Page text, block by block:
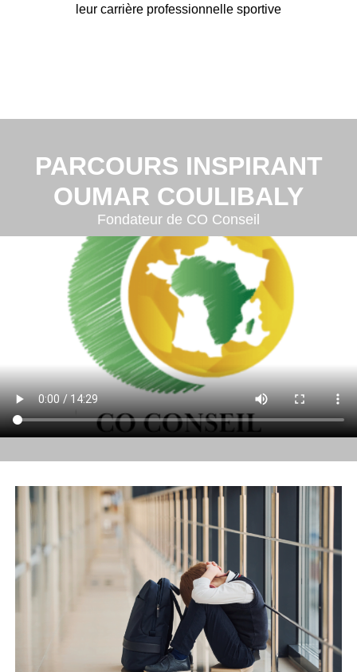
leur carrière professionnelle sportive
PARCOURS INSPIRANT
OUMAR COULIBALY
Fondateur de CO Conseil